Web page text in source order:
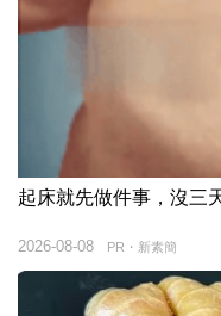
起床就先做件事，沒三
PR・新素簡
2026-08-08